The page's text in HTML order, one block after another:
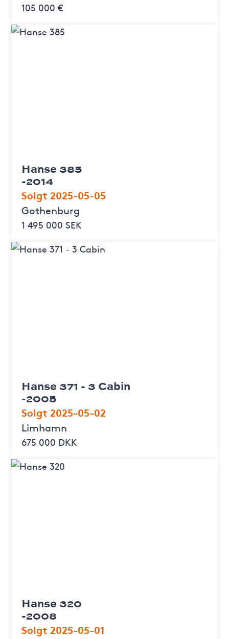
105 000 €
Hanse 385
-2014
Solgt 2025-05-05
Gothenburg
1 495 000 SEK
Hanse 371 - 3 Cabin
-2005
Solgt 2025-05-02
Limhamn
675 000 DKK
Hanse 320
-2008
Solgt 2025-05-01